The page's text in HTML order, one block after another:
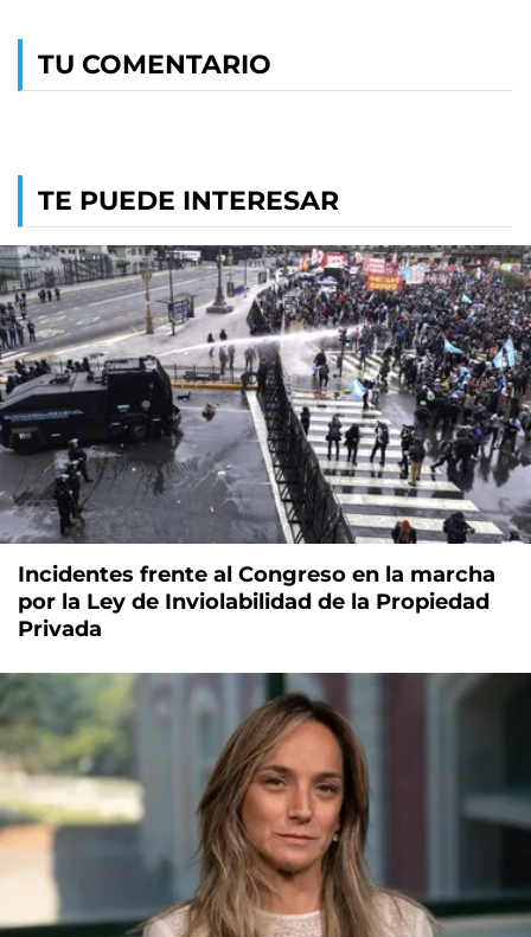
TU COMENTARIO
TE PUEDE INTERESAR
Incidentes frente al Congreso en la marcha
por la Ley de Inviolabilidad de la Propiedad
Privada